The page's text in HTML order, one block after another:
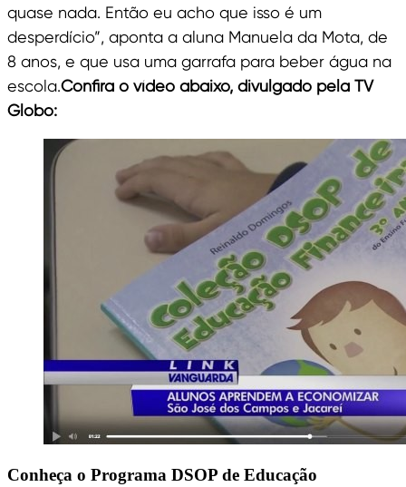
quase nada. Então eu acho que isso é um
desperdício”, aponta a aluna Manuela da Mota, de
8 anos, e que usa uma garrafa para beber água na
escola.Confira o vídeo abaixo, divulgado pela TV
Globo:
Conheça o Programa DSOP de Educação